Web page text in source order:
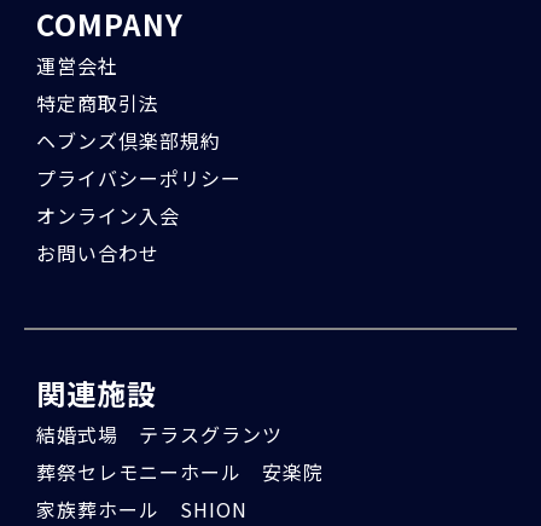
COMPANY
運営会社
特定商取引法
ヘブンズ倶楽部規約
プライバシーポリシー
オンライン入会
お問い合わせ
関連施設
結婚式場 テラスグランツ
葬祭セレモニーホール 安楽院
家族葬ホール SHION